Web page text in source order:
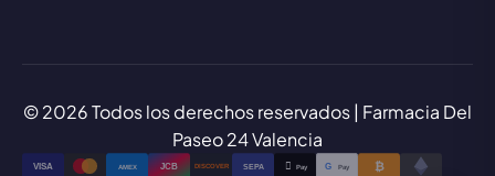
© 2026 Todos los derechos reservados | Farmacia Del
Paseo 24 Valencia
VISA AMEX JCB DISCOVER SEPA  Pay G Pay ₿